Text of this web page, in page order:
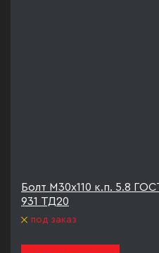
Болт М30х110 к.п. 5.8
931 ТД20
под заказ